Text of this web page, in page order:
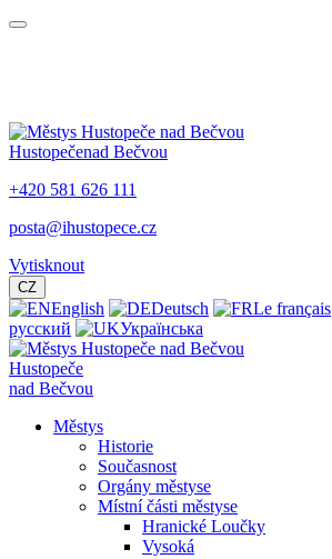
Hustopečenad Bečvou
+420 581 626 111
posta@ihustopece.cz
Vytisknout
CZ
English Deutsch Le français
русский
Українська
Hustopeče
nad Bečvou
Městys
Historie
Současnost
Orgány městyse
Místní části městyse
Hranické Loučky
Vysoká